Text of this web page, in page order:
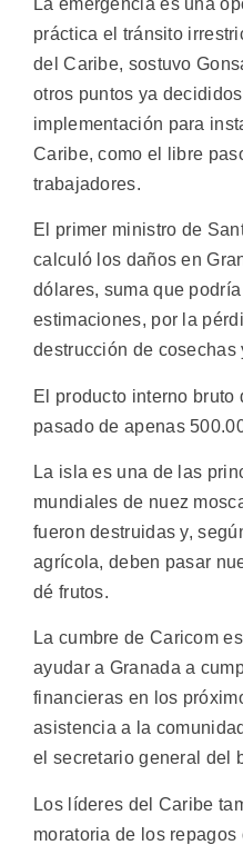
práctica el tránsito
del Caribe, sostuvo
otros puntos ya
implementación para
Caribe, como el libre
trabajadores.
El primer ministro de
calculó los daños en
dólares, suma que
estimaciones, por la
destrucción de cosechas
El producto interno bruto
pasado de apenas
La isla es una de las
mundiales de nuez
fueron destruidas y,
agrícola, deben pasar
dé frutos.
La cumbre de Caricom
ayudar a Granada a
financieras en los
asistencia a la
el secretario general del
Los líderes del Caribe
moratoria de los